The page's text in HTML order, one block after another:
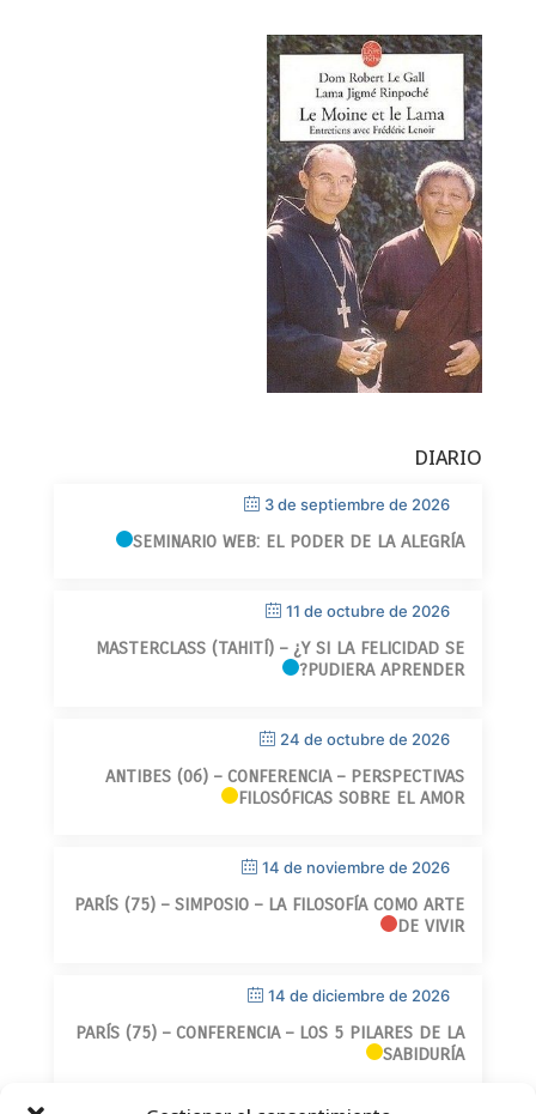
DIARIO
3 de septiembre de 2026
SEMINARIO WEB: EL PODER DE LA ALEGRÍA
11 de octubre de 2026
MASTERCLASS (TAHITÍ) – ¿Y SI LA FELICIDAD SE
PUDIERA APRENDER?
24 de octubre de 2026
ANTIBES (06) – CONFERENCIA – PERSPECTIVAS
FILOSÓFICAS SOBRE EL AMOR
14 de noviembre de 2026
PARÍS (75) – SIMPOSIO – LA FILOSOFÍA COMO ARTE
DE VIVIR
14 de diciembre de 2026
PARÍS (75) – CONFERENCIA – LOS 5 PILARES DE LA
SABIDURÍA